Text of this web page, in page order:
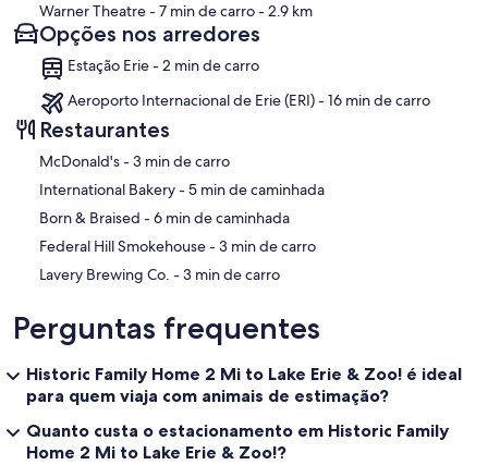
Warner Theatre- 7 min de carro- 2.9 km
Opções nos arredores
Estação Erie - 2 min de carro
Aeroporto Internacional de Erie (ERI) - 16 min de carro
Restaurantes
‪McDonald's - ‬3 min de carro
‪International Bakery - ‬5 min de caminhada
‪Born & Braised - ‬6 min de caminhada
‪Federal Hill Smokehouse - ‬3 min de carro
‪Lavery Brewing Co. - ‬3 min de carro
Perguntas frequentes
Historic Family Home 2 Mi to Lake Erie & Zoo! é ideal
para quem viaja com animais de estimação?
Quanto custa o estacionamento em Historic Family
Home 2 Mi to Lake Erie & Zoo!?